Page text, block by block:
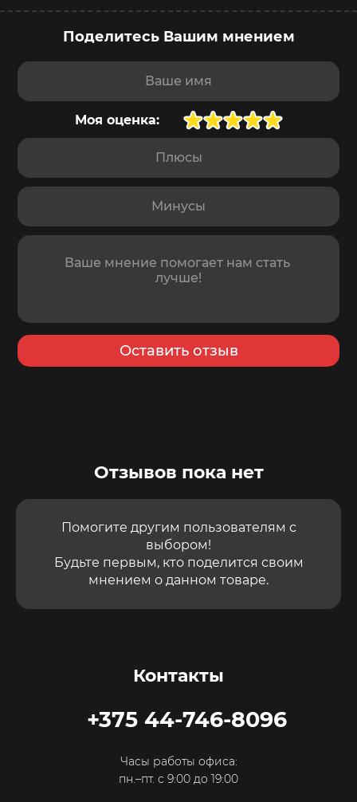
купить сейчас
в корзину
Поделитесь Вашим мнением
Моя оценка:
Ваше имя
Плюсы
Минусы
Отзыв
Оставить отзыв
Отзывов пока нет
Помогите другим пользователям с
выбором!
Будьте первым, кто поделится своим
мнением о данном товаре.
Контакты
+375 44-746-8096
Часы работы офиса:
пн.–пт. с 9:00 до 19:00